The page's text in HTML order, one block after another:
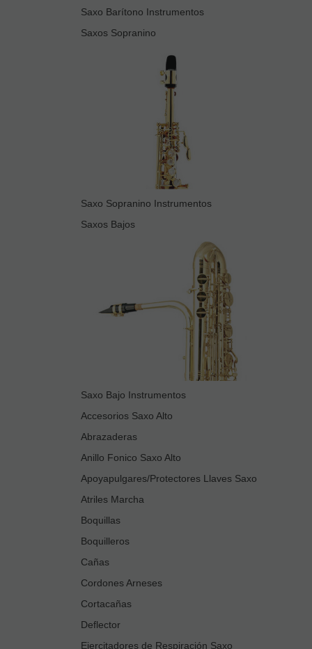
Saxo Barítono Instrumentos
Saxos Sopranino
Saxo Sopranino Instrumentos
Saxos Bajos
Saxo Bajo Instrumentos
Accesorios Saxo Alto
Abrazaderas
Anillo Fonico Saxo Alto
Apoyapulgares/Protectores Llaves Saxo
Atriles Marcha
Boquillas
Boquilleros
Cañas
Cordones Arneses
Cortacañas
Deflector
Ejercitadores de Respiración Saxo